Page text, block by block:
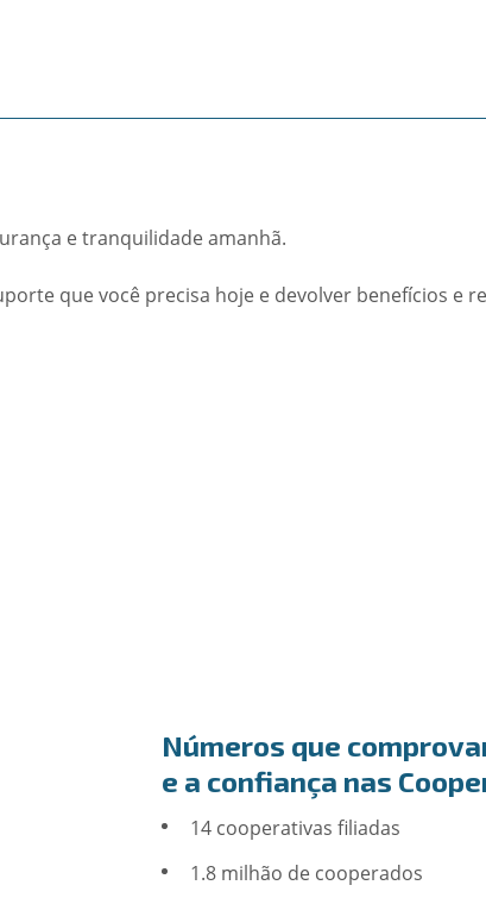
e tranquilidade amanhã.
que você precisa hoje e devolver benefícios e
Números que
e a confiança nas
14 cooperativas filiadas
1.8 milhão de cooperados